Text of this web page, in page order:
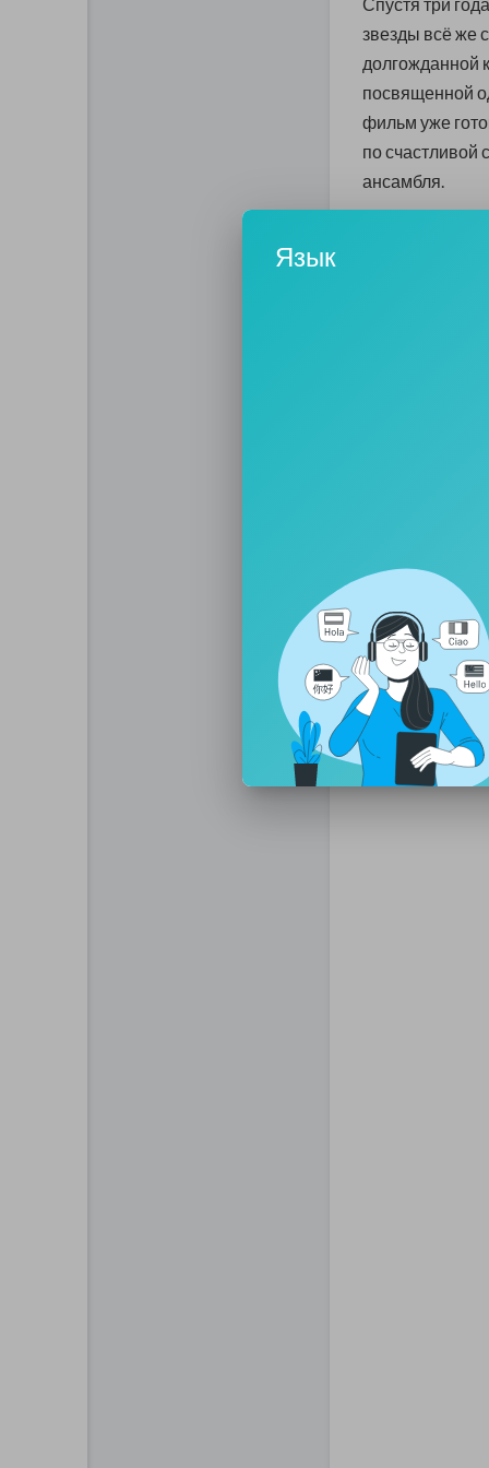
звезды всё же
долгожданной
посвященной
фильм уже
по счастливой
ансамбля.
Более
Язык